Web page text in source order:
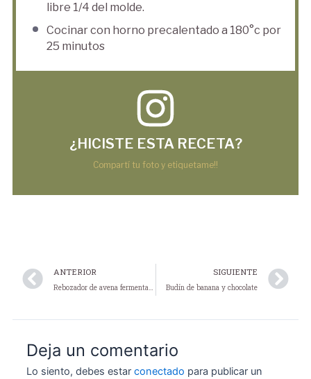
libre 1/4 del molde.
Cocinar con horno precalentado a 180°c por
25 minutos
¿HICISTE ESTA RECETA?
Compartí tu foto y etiquetame!!
ANTERIOR
Rebozador de avena fermentada
SIGUIENTE
Budín de banana y chocolate
Deja un comentario
Lo siento, debes estar conectado para publicar un